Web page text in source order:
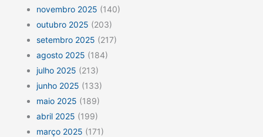
novembro 2025 (140)
outubro 2025 (203)
setembro 2025 (217)
agosto 2025 (184)
julho 2025 (213)
junho 2025 (133)
maio 2025 (189)
abril 2025 (199)
março 2025 (171)